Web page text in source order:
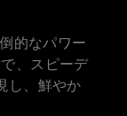
的なパワー
、スピーデ
し、鮮やか